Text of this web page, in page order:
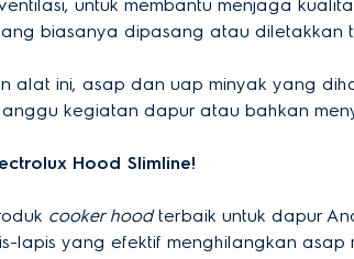
untuk membantu menjaga
biasanya dipasang atau diletakkan
alat ini, asap dan uap minyak yang
kegiatan dapur atau bahkan
Hood Slimline!
cooker hoodterbaik untuk dapur
lapis yang efektif menghilangkan